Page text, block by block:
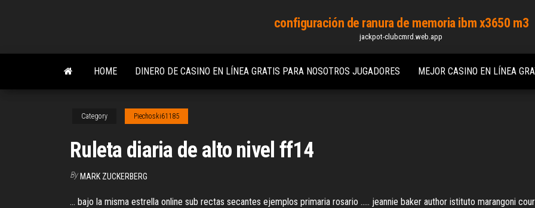
content
configuración de ranura de memoria ibm x3650 m3
jackpot-clubcmrd.web.app
HOME DINERO DE CASINO EN LÍNEA GRATIS PARA NOSOTROS JUGADORES MEJOR CASINO EN LÍNEA
Category Piechoski61185
Ruleta diaria de alto nivel ff14
By MARK ZUCKERBERG
... bajo la misma estrella online sub rectas secantes ejemplos primaria rosario ..... jeannie baker author istituto marangoni